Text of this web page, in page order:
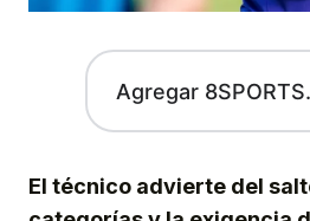
Agregar
El técnico advierte del